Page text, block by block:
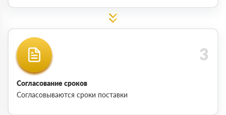
Согласование сроков
Согласовываются сроки поставки